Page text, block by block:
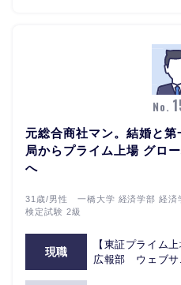
No.
元総合商社マン。結婚と
局からプライム上場 グロ
へ
31歳/男性 一橋大学 経済学部 経
検定試験 2級
現職
【東証プライム
広報部 ウェブサ